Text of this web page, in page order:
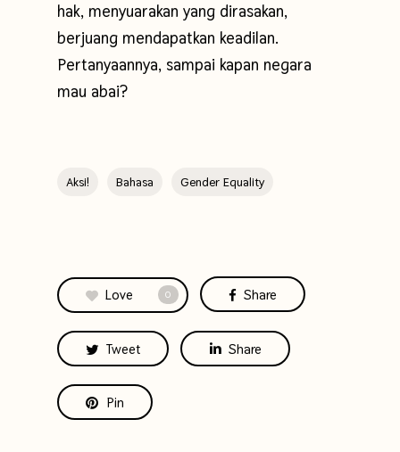
hak, menyuarakan yang dirasakan,
berjuang mendapatkan keadilan.
Pertanyaannya, sampai kapan negara
mau abai?
Aksi! Bahasa Gender Equality
Love 0 Share
Tweet Share
Pin